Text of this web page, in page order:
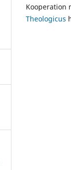
Kooperation
Theologicus